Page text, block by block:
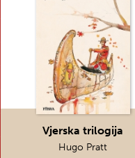
Vjerska trilogija
Hugo Pratt